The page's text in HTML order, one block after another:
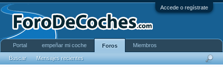
Accede o regístrate
Portal empeñar mi coche Foros
Buscar Mensajes recientes
Miembros